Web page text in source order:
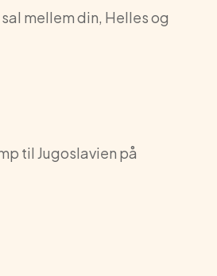
mellem din, Helles og
til Jugoslavien på